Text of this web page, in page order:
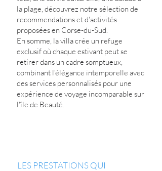
la plage, découvrez notre sélection de
recommendations et d'activités
proposées en Corse-du-Sud.
En somme, la villa crée un refuge
exclusif où chaque estivant peut se
retirer dans un cadre somptueux,
combinant l'élégance intemporelle avec
des services personnalisés pour une
expérience de voyage incomparable sur
l'île de Beauté.
LES PRESTATIONS QUI